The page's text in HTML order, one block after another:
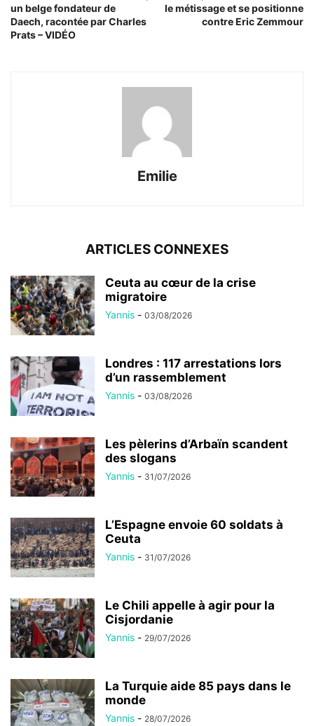
un belge fondateur de
Daech, racontée par Charles
Prats – VIDÉO
le métissage et se positionne
contre Eric Zemmour
Emilie
ARTICLES CONNEXES
Ceuta au cœur de la crise
migratoire
Yannis - 03/08/2026
Londres : 117 arrestations lors
d’un rassemblement
Yannis - 03/08/2026
Les pèlerins d’Arbaïn scandent
des slogans
Yannis - 31/07/2026
L’Espagne envoie 60 soldats à
Ceuta
Yannis - 31/07/2026
Le Chili appelle à agir pour la
Cisjordanie
Yannis - 29/07/2026
La Turquie aide 85 pays dans le
monde
Yannis - 28/07/2026